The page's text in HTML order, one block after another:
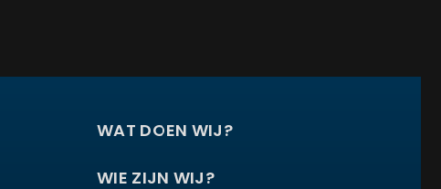
WAT DOEN WIJ?
WIE ZIJN WIJ?